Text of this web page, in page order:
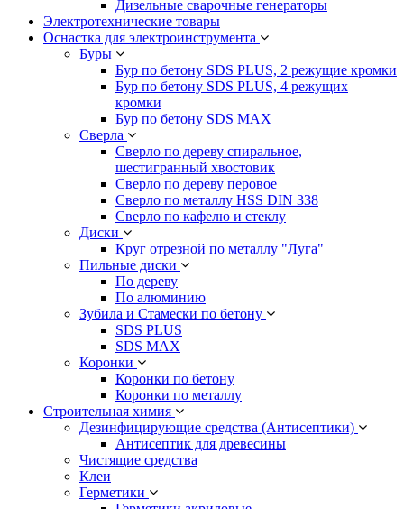
Дизельные сварочные генераторы
Электротехнические товары
Оснастка для электроинструмента
Буры
Бур по бетону SDS PLUS, 2 режущие кромки
Бур по бетону SDS PLUS, 4 режущих
кромки
Бур по бетону SDS MAX
Сверла
Сверло по дереву спиральное,
шестигранный хвостовик
Сверло по дереву перовое
Сверло по металлу HSS DIN 338
Сверло по кафелю и стеклу
Диски
Круг отрезной по металлу "Луга"
Пильные диски
По дереву
По алюминию
Зубила и Стамески по бетону
SDS PLUS
SDS MAX
Коронки
Коронки по бетону
Коронки по металлу
Строительная химия
Дезинфицирующие средства (Антисептики)
Антисептик для древесины
Чистящие средства
Клеи
Герметики